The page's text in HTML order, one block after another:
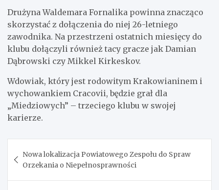
Drużyna Waldemara Fornalika powinna znacząco
skorzystać z dołączenia do niej 26-letniego
zawodnika. Na przestrzeni ostatnich miesięcy do
klubu dołączyli również tacy gracze jak Damian
Dąbrowski czy Mikkel Kirkeskov.
Wdowiak, który jest rodowitym Krakowianinem i
wychowankiem Cracovii, będzie grał dla
„Miedziowych” – trzeciego klubu w swojej
karierze.
wpisu
Nowa lokalizacja Powiatowego Zespołu do Spraw
Orzekania o Niepełnosprawności